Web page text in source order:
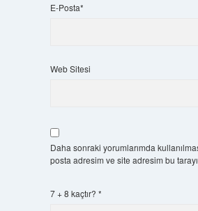
E-Posta*
Web Sitesi
Daha sonraki yorumlarımda
posta adresim ve site adresim bu
7 + 8 kaçtır? *